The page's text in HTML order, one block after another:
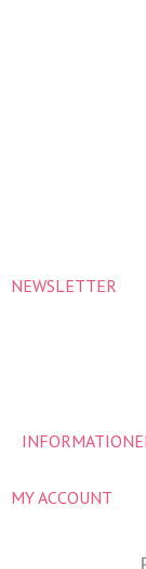
NEWSLETTER
MY ACCOUNT